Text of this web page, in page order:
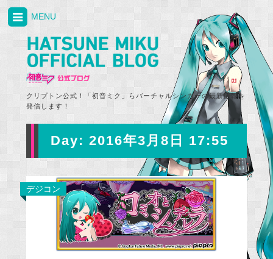
クリプトン公式！「初音ミク」らバーチャルシンガーの最新情報を
発信します！
MENU
Day: 2016年3月8日 17:55
デジコン